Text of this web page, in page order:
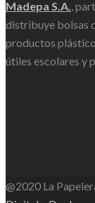
Madepa S.A.,
distribuye bolsas
productos
útiles escolares y
@2020 La